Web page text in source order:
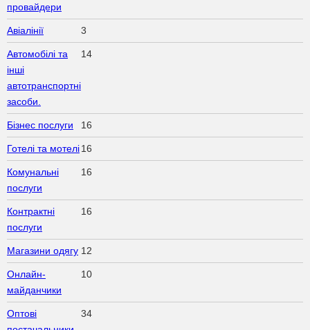
провайдери
Авіалінії 3
Автомобілі та
інші
автотранспортні
засоби.
14
Бізнес послуги 16
Готелі та мотелі16
Комунальні
послуги
16
Контрактні
послуги
16
Магазини одягу 12
Онлайн-
майданчики
10
Оптові
34